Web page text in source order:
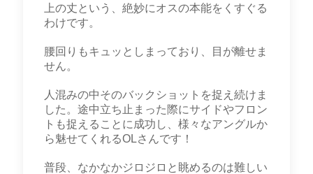
上の丈という、絶妙にオスの本能をくすぐる
わけです。
腰回りもキュッとしまっており、目が離せま
せん。
人混みの中そのバックショットを捉え続けま
した。途中立ち止まった際にサイドやフロン
トも捉えることに成功し、様々なアングルか
ら魅せてくれるOLさんです！
普段、なかなかジロジロと眺めるのは難しい